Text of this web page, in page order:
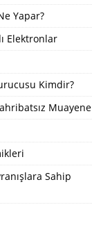
Yapar?
Elektronlar
Kimdir?
Muayene
Sahip